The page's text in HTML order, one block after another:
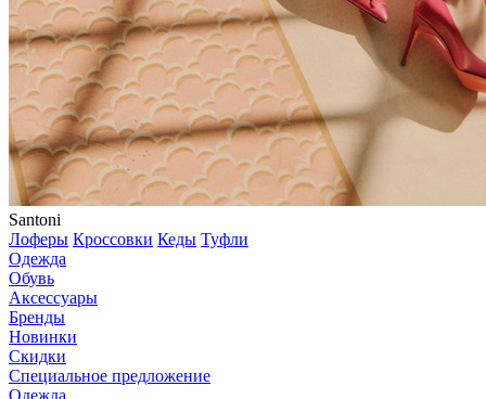
Santoni
Лоферы Кроссовки Кеды Туфли
Одежда
Обувь
Аксессуары
Бренды
Новинки
Скидки
Специальное предложение
Одежда